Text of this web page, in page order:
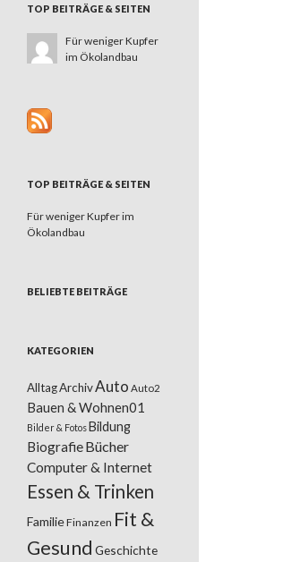
TOP BEITRÄGE & SEITEN
Für weniger Kupfer
im Ökolandbau
TOP BEITRÄGE & SEITEN
Für weniger Kupfer im
Ökolandbau
BELIEBTE BEITRÄGE
KATEGORIEN
AlltagArchivAuto Auto2
Bauen & Wohnen01
Bilder & FotosBildung
BiografieBücher
Computer & Internet
Essen & Trinken
FamilieFinanzen Fit &
Gesund Geschichte